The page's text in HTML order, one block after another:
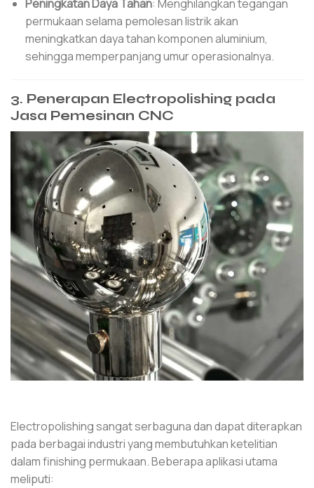
Peningkatan Daya Tahan: Menghilangkan tegangan
permukaan selama pemolesan listrik akan
meningkatkan daya tahan komponen aluminium,
sehingga memperpanjang umur operasionalnya.
3. Penerapan Electropolishing pada
Jasa Pemesinan CNC
Electropolishing sangat serbaguna dan dapat diterapkan
pada berbagai industri yang membutuhkan ketelitian
dalam finishing permukaan. Beberapa aplikasi utama
meliputi: